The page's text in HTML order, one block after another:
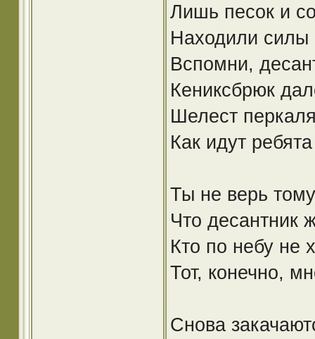
Лишь песок и
Находили силы
Вспомни,
Кениксбрюк
Шелест
Как идут
Ты не верь
Что десантник
Кто по небу не
Тот, конечно,
Снова